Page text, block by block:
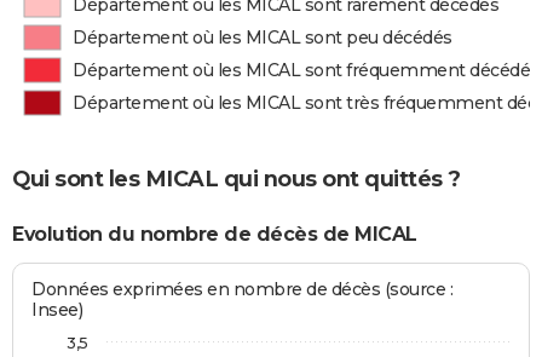
Département où les MICAL sont rarement décédés
Département où les MICAL sont peu décédés
Département où les MICAL sont fréquemment décédés
Département où les MICAL sont très fréquemment
Qui sont les MICAL qui nous ont quittés ?
Evolution du nombre de décès de MICAL
Données exprimées en nombre de décès (source :
Insee)
3,5